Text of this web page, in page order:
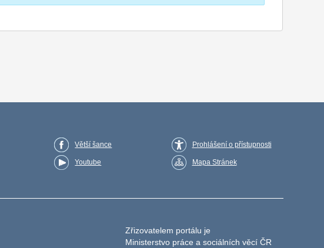
Větší šance
Youtube
Prohlášení o přístupnosti
Mapa Stránek
Zřizovatelem portálu je
Ministerstvo práce a sociálních věcí ČR